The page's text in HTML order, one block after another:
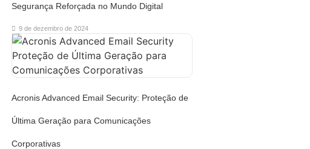
Segurança Reforçada no Mundo Digital
9 de dezembro de 2024
Acronis Advanced Email Security: Proteção de
Última Geração para Comunicações
Corporativas